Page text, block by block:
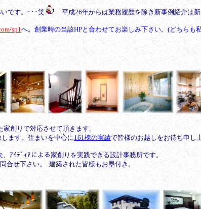
です。･･･笑 平成26年からは業務履歴を除き新事例紹介は新
sp1へ。 創業時の当該HPと合わせてお楽しみ下さい。(どちらも
創りで対応させて頂きます。
ます。住まいを中心に161棟の実績で皆様のお越しをお待ち申し
、ｱｲﾃﾞｨｱによる家創りを実践できる設計事務所です。
合せ下さい。 建築された皆様もお墨付き。